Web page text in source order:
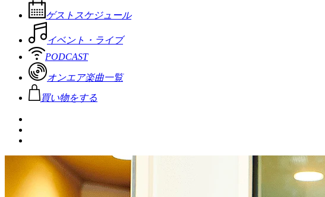
ゲストスケジュール
イベント・ライブ
PODCAST
オンエア楽曲一覧
買い物をする